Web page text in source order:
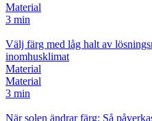
Material
3 min
Välj färg med låg halt av
inomhusklimat
Material
Material
3 min
När solen ändrar färg: Så